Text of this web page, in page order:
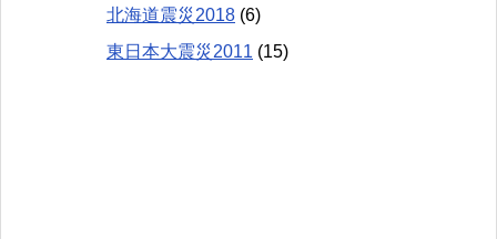
北海道震災2018 (6)
東日本大震災2011 (15)